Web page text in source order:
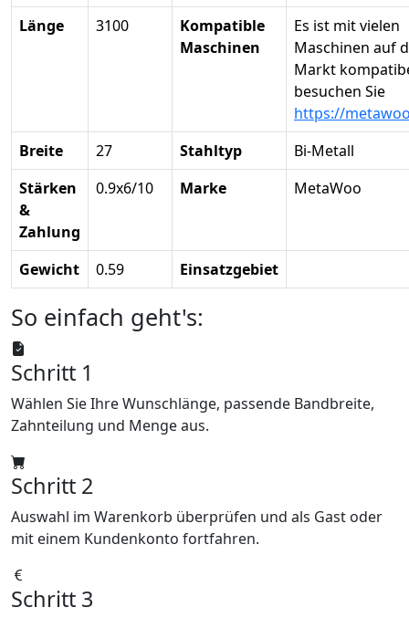
Länge
3100
Kompatible
Maschinen
Es ist mit vielen
Maschinen auf
Markt
besuchen Sie
https://
Breite
27 Stahltyp
Bi-Metall
Stärken
&
Zahlung
0.9x6/10 Marke MetaWoo
Gewicht 0.59 Einsatzgebiet
So einfach geht's:
Schritt 1
Wählen Sie Ihre Wunschlänge, passende Bandbreite,
Zahnteilung und Menge aus.
Schritt 2
Auswahl im Warenkorb überprüfen und als Gast oder
mit einem Kundenkonto fortfahren.
Schritt 3